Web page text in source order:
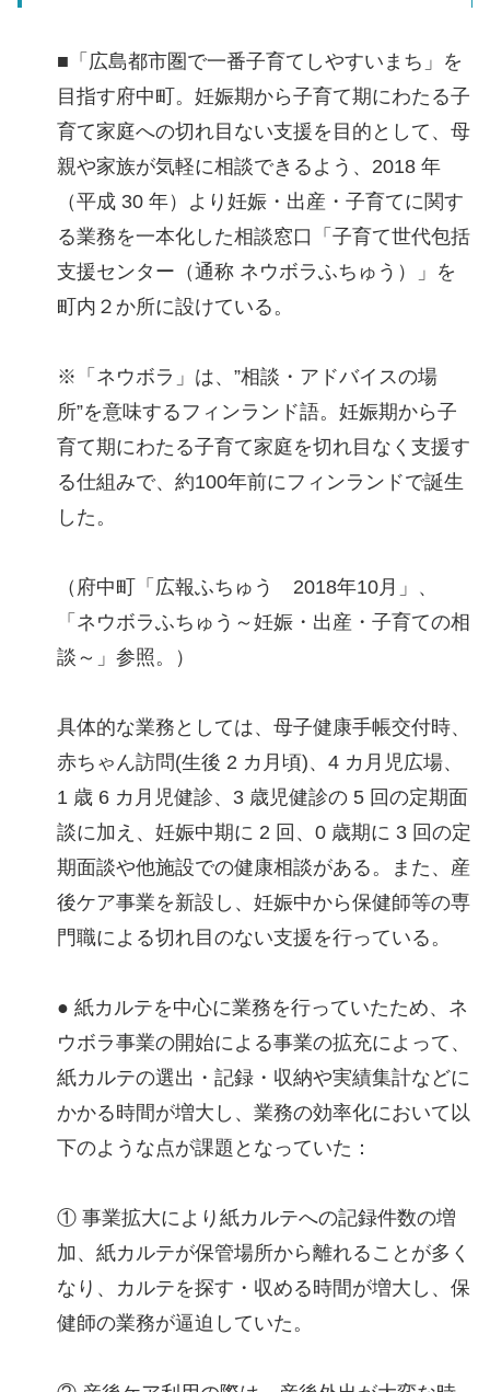
■「広島都市圏で一番子育てしやすいまち」を
目指す府中町。妊娠期から子育て期にわたる子
育て家庭への切れ目ない支援を目的として、母
親や家族が気軽に相談できるよう、2018 年
（平成 30 年）より妊娠・出産・子育てに関す
る業務を一本化した相談窓口「子育て世代包括
支援センター（通称 ネウボラふちゅう）」を
町内２か所に設けている。
※「ネウボラ」は、”相談・アドバイスの場
所”を意味するフィンランド語。妊娠期から子
育て期にわたる子育て家庭を切れ目なく支援す
る仕組みで、約100年前にフィンランドで誕生
した。
（府中町「広報ふちゅう 2018年10月」、
「ネウボラふちゅう～妊娠・出産・子育ての相
談～」参照。）
具体的な業務としては、母子健康手帳交付時、
赤ちゃん訪問(生後 2 カ月頃)、4 カ月児広場、
1 歳 6 カ月児健診、3 歳児健診の 5 回の定期面
談に加え、妊娠中期に 2 回、0 歳期に 3 回の定
期面談や他施設での健康相談がある。また、産
後ケア事業を新設し、妊娠中から保健師等の専
門職による切れ目のない支援を行っている。
● 紙カルテを中心に業務を行っていたため、ネ
ウボラ事業の開始による事業の拡充によって、
紙カルテの選出・記録・収納や実績集計などに
かかる時間が増大し、業務の効率化において以
下のような点が課題となっていた：
① 事業拡大により紙カルテへの記録件数の増
加、紙カルテが保管場所から離れることが多く
なり、カルテを探す・収める時間が増大し、保
健師の業務が逼迫していた。